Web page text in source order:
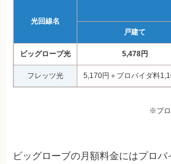
光回線名
戸建て
ビッグローブ光 5,478円
フレッツ光 5,170円＋プロバイダ料
※プロ
ビッグローブの月額料金にはプロ